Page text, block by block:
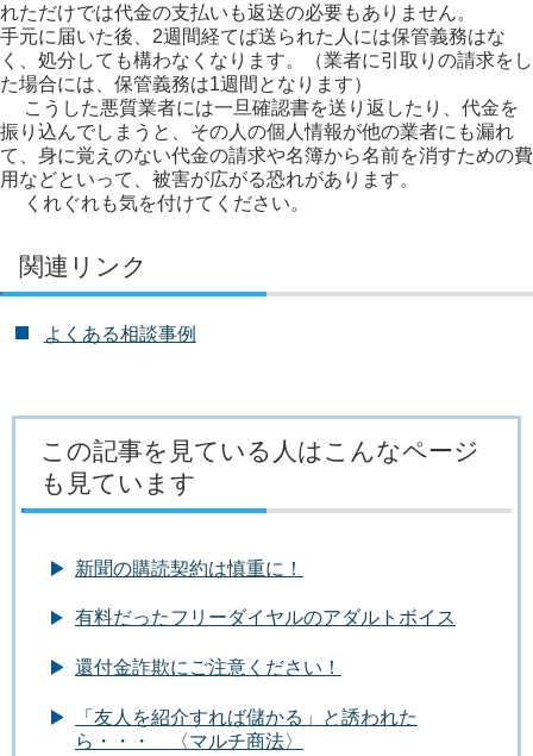
れただけでは代金の支払いも返送の必要もありません。
手元に届いた後、2週間経てば送られた人には保管義務はな
く、処分しても構わなくなります。（業者に引取りの請求をし
た場合には、保管義務は1週間となります）
こうした悪質業者には一旦確認書を送り返したり、代金を
振り込んでしまうと、その人の個人情報が他の業者にも漏れ
て、身に覚えのない代金の請求や名簿から名前を消すための費
用などといって、被害が広がる恐れがあります。
くれぐれも気を付けてください。
関連リンク
よくある相談事例
この記事を見ている人はこんなページ
も見ています
新聞の購読契約は慎重に！
有料だったフリーダイヤルのアダルトボイス
還付金詐欺にご注意ください！
「友人を紹介すれば儲かる」と誘われた
ら・・・ 〈マルチ商法〉